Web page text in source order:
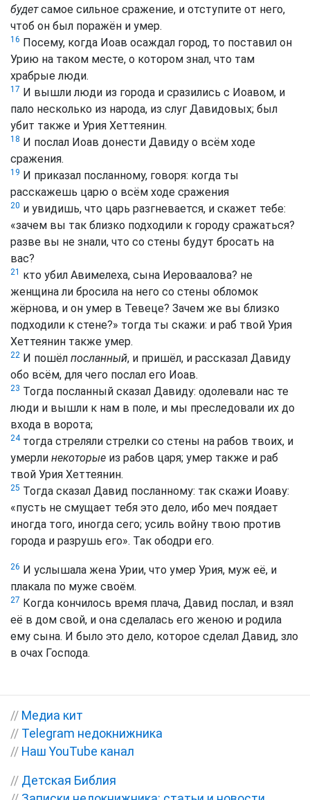
будетсамое сильное сражение, и отступите от него,
чтоб он был поражён и умер.
16 Посему, когда Иоав осаждал город, то поставил он
Урию на таком месте, о котором знал, что там
храбрые люди.
17 И вышли люди из города и сразились с Иоавом, и
пало несколько из народа, из слуг Давидовых; был
убит также и Урия Хеттеянин.
18 И послал Иоав донести Давиду о всём ходе
сражения.
19 И приказал посланному, говоря: когда ты
расскажешь царю о всём ходе сражения
20 и увидишь, что царь разгневается, и скажет тебе:
«зачем вы так близко подходили к городу сражаться?
разве вы не знали, что со стены будут бросать на
вас?
21 кто убил Авимелеха, сына Иероваалова? не
женщина ли бросила на него со стены обломок
жёрнова, и он умер в Тевеце? Зачем же вы близко
подходили к стене?» тогда ты скажи: и раб твой Урия
Хеттеянин также умер.
22 И пошёл посланный, и пришёл, и рассказал Давиду
обо всём, для чего послал его Иоав.
23 Тогда посланный сказал Давиду: одолевали нас те
люди и вышли к нам в поле, и мы преследовали их до
входа в ворота;
24тогда стреляли стрелки со стены на рабов твоих, и
умерли некоторые из рабов царя; умер также и раб
твой Урия Хеттеянин.
25 Тогда сказал Давид посланному: так скажи Иоаву:
«пусть не смущает тебя это дело, ибо меч поядает
иногда того, иногда сего; усиль войну твою против
города и разрушь его». Так ободри его.
26 И услышала жена Урии, что умер Урия, муж её, и
плакала по муже своём.
27 Когда кончилось время плача, Давид послал, и взял
её в дом свой, и она сделалась его женою и родила
ему сына. И было это дело, которое сделал Давид, зло
в очах Господа.
// Медиа кит
// Telegram недокнижника
// Наш YouTube канал
// Детская Библия